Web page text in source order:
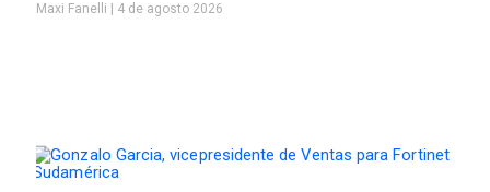
Maxi Fanelli 4 de agosto 2026